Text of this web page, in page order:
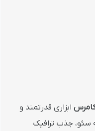
ابزاری قدرتمند و
سئو، جذب ترافیک